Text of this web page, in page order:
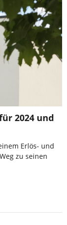
2024 und
Erlös- und
zu seinen